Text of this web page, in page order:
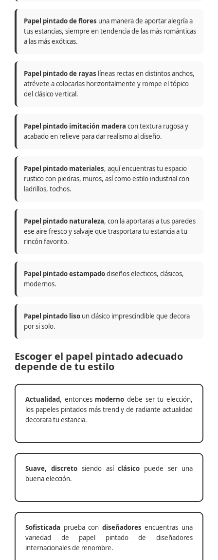
Papel pintado de flores una manera de aportar alegría a
tus estancias, siempre en tendencia de las más románticas
a las más exóticas.
Papel pintado de rayas líneas rectas en distintos anchos,
atrévete a colocarlas horizontalmente y rompe el tópico
del clásico vertical.
Papel pintado imitación madera con textura rugosa y
acabado en relieve para dar realismo al diseño.
Papel pintado materiales, aquí encuentras tu espacio
rustico con piedras, muros, así como estilo industrial con
ladrillos, tochos.
Papel pintado naturaleza, con la aportaras a tus paredes
ese aire fresco y salvaje que trasportara tu estancia a tu
rincón favorito.
Papel pintado estampadodiseños electicos, clásicos,
modernos.
Papel pintado liso un clásico imprescindible que decora
por si solo.
Escoger el papel pintado adecuado
depende de tu estilo
Actualidad, entonces moderno debe ser tu elección,
los papeles pintados más trend y de radiante actualidad
decorara tu estancia.
Suave, discretosiendo asíclásico puede ser una
buena elección.
Sofisticada prueba con diseñadores encuentras una
variedad de papel pintado de diseñadores
internacionales de renombre.